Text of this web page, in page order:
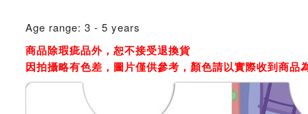
Age range: 3 - 5 years
商品除瑕疵品外，恕不接受退換貨
因拍攝略有色差，圖片僅供參考，顏色請以實際收到商品